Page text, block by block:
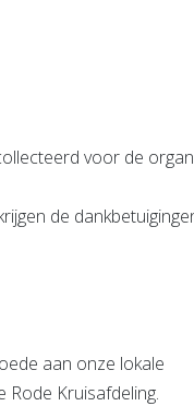
voor de
de
aan onze lokale
Rode Kruisafdeling.